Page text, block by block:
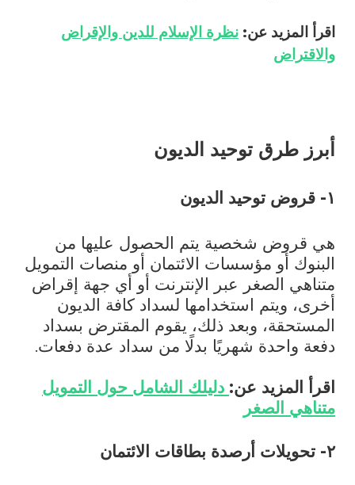
اقرأ المزيد عن: نظرة الإسلام للدين والإقراض
والاقتراض
أبرز طرق توحيد الديون
۱- قروض توحيد الديون
هي قروض شخصية يتم الحصول عليها من
البنوك أو مؤسسات الائتمان أو منصات التمويل
متناهي الصغر عبر الإنترنت أو أي جهة إقراض
أخرى، ويتم استخدامها لسداد كافة الديون
المستحقة، وبعد ذلك، يقوم المقترض بسداد
دفعة واحدة شهريًا بدلًا من سداد عدة دفعات.
اقرأ المزيد عن: دليلك الشامل حول التمويل
متناهي الصغر
۲- تحويلات أرصدة بطاقات الائتمان